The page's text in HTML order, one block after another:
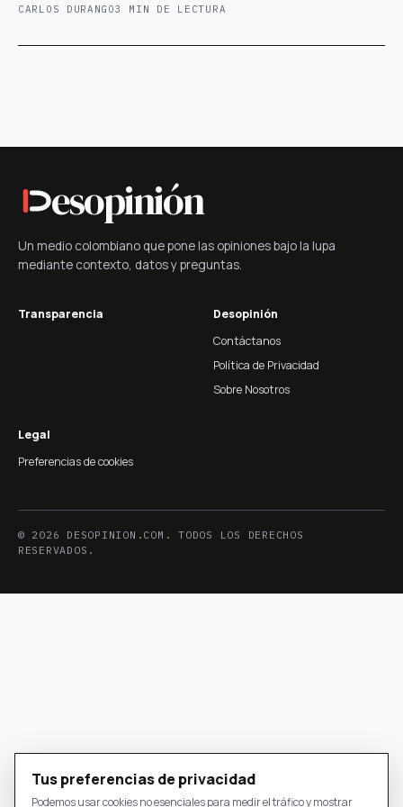
CARLOS DURANGO3 MIN DE LECTURA
esopinión
Un medio colombiano que pone las opiniones bajo la lupa
mediante contexto, datos y preguntas.
Transparencia
Desopinión
Contáctanos
Política de Privacidad
Sobre Nosotros
Legal
Preferencias de cookies
© 2026 DESOPINION.COM. TODOS LOS DERECHOS
RESERVADOS.
Tus preferencias de privacidad
Podemos usar cookies no esenciales para medir el tráfico y mostrar